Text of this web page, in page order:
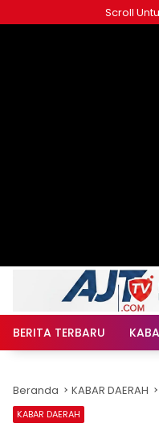
ke
Scroll
BERITA TERBARU
Beranda KABAR DAERAH
KABAR DAERAH